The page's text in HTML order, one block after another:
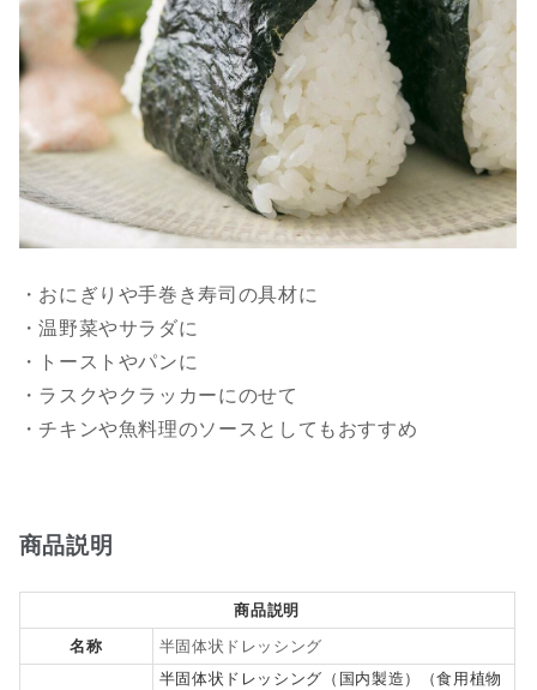
・おにぎりや手巻き寿司の具材に
・温野菜やサラダに
・トーストやパンに
・ラスクやクラッカーにのせて
・チキンや魚料理のソースとしてもおすすめ
商品説明
商品説明
名称
半固体状ドレッシング
半固体状ドレッシング（国内製造）（食用植物